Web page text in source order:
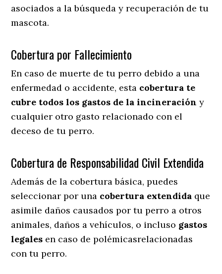
asociados a la búsqueda y recuperación de tu
mascota.
Cobertura por Fallecimiento
En caso de muerte de tu perro debido a una
enfermedad o accidente, esta cobertura te
cubre todos los gastos de la incineración y
cualquier otro gasto relacionado con el
deceso de tu perro.
Cobertura de Responsabilidad Civil Extendida
Además de la cobertura básica, puedes
seleccionar por una cobertura extendida que
asimile daños causados por tu perro a otros
animales, daños a vehículos, o incluso gastos
legales en caso de polémicasrelacionadas
con tu perro.